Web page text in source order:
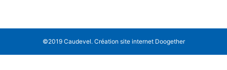
©2019 Caudevel. Création site internet Doogether